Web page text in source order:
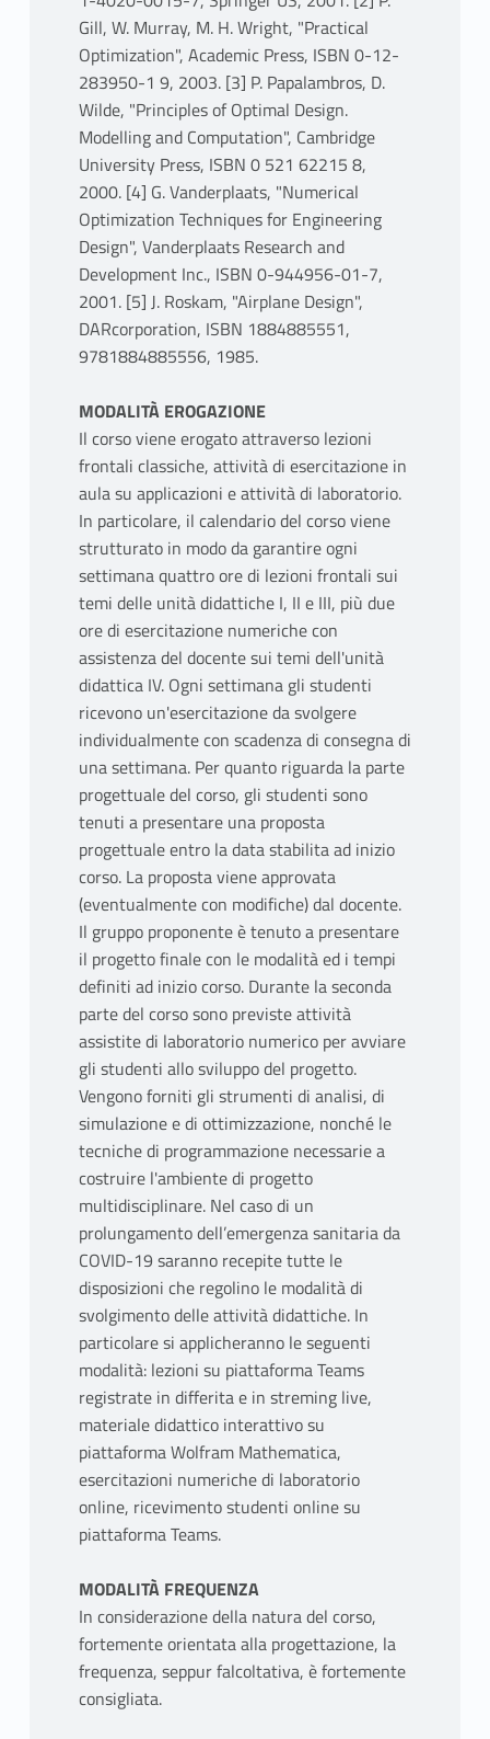
Gill, W. Murray, M. H. Wright, "Practical
Optimization", Academic Press, ISBN 0-12-
283950-1 9, 2003. [3] P. Papalambros, D.
Wilde, "Principles of Optimal Design.
Modelling and Computation", Cambridge
University Press, ISBN 0 521 62215 8,
2000. [4] G. Vanderplaats, "Numerical
Optimization Techniques for Engineering
Design", Vanderplaats Research and
Development Inc., ISBN 0-944956-01-7,
2001. [5] J. Roskam, "Airplane Design",
DARcorporation, ISBN 1884885551,
9781884885556, 1985.
MODALITÀ EROGAZIONE
Il corso viene erogato attraverso lezioni
frontali classiche, attività di esercitazione in
aula su applicazioni e attività di laboratorio.
In particolare, il calendario del corso viene
strutturato in modo da garantire ogni
settimana quattro ore di lezioni frontali sui
temi delle unità didattiche I, II e III, più due
ore di esercitazione numeriche con
assistenza del docente sui temi dell'unità
didattica IV. Ogni settimana gli studenti
ricevono un'esercitazione da svolgere
individualmente con scadenza di consegna di
una settimana. Per quanto riguarda la parte
progettuale del corso, gli studenti sono
tenuti a presentare una proposta
progettuale entro la data stabilita ad inizio
corso. La proposta viene approvata
(eventualmente con modifiche) dal docente.
Il gruppo proponente è tenuto a presentare
il progetto finale con le modalità ed i tempi
definiti ad inizio corso. Durante la seconda
parte del corso sono previste attività
assistite di laboratorio numerico per avviare
gli studenti allo sviluppo del progetto.
Vengono forniti gli strumenti di analisi, di
simulazione e di ottimizzazione, nonché le
tecniche di programmazione necessarie a
costruire l'ambiente di progetto
multidisciplinare. Nel caso di un
prolungamento dell’emergenza sanitaria da
COVID-19 saranno recepite tutte le
disposizioni che regolino le modalità di
svolgimento delle attività didattiche. In
particolare si applicheranno le seguenti
modalità: lezioni su piattaforma Teams
registrate in differita e in streming live,
materiale didattico interattivo su
piattaforma Wolfram Mathematica,
esercitazioni numeriche di laboratorio
online, ricevimento studenti online su
piattaforma Teams.
MODALITÀ FREQUENZA
In considerazione della natura del corso,
fortemente orientata alla progettazione, la
frequenza, seppur falcoltativa, è fortemente
consigliata.